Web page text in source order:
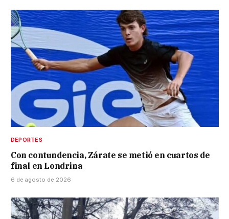
DEPORTES
Con contundencia, Zárate se metió en cuartos de
final en Londrina
6 de agosto de 2026